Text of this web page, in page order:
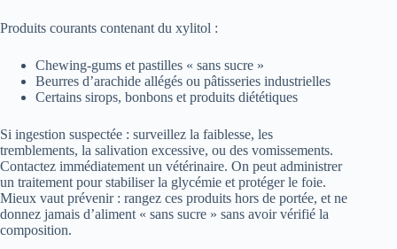
Produits courants contenant du xylitol :
Chewing-gums et pastilles « sans sucre »
Beurres d’arachide allégés ou pâtisseries industrielles
Certains sirops, bonbons et produits diététiques
Si ingestion suspectée : surveillez la faiblesse, les
tremblements, la salivation excessive, ou des vomissements.
Contactez immédiatement un vétérinaire. On peut administrer
un traitement pour stabiliser la glycémie et protéger le foie.
Mieux vaut prévenir : rangez ces produits hors de portée, et ne
donnez jamais d’aliment « sans sucre » sans avoir vérifié la
composition.